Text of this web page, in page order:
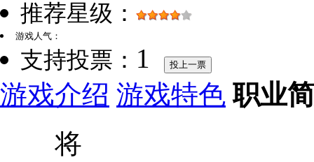
推荐星级：
游戏人气：
支持投票： 1 投上一票
游戏介绍 游戏特色 职业
将